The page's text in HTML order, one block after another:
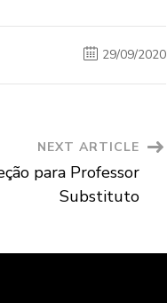
29/09/2020
NEXT ARTICLE
para Professor
Substituto